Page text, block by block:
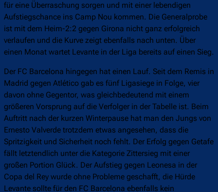
für eine Überraschung sorgen und mit einer lebendigen
Aufstiegschance ins Camp Nou kommen. Die Generalprobe
ist mit dem Heim-2:2 gegen Girona nicht ganz erfolgreich
verlaufen und die Kurve zeigt ebenfalls nach unten. Über
einen Monat wartet Levante in der Liga bereits auf einen Sieg.
Der FC Barcelona hingegen hat einen Lauf. Seit dem Remis in
Madrid gegen Atlético gab es fünf Ligasiege in Folge, vier
davon ohne Gegentor, was gleichbedeutend mit einem
größeren Vorsprung auf die Verfolger in der Tabelle ist. Beim
Auftritt nach der kurzen Winterpause hat man den Jungs von
Ernesto Valverde trotzdem etwas angesehen, dass die
Spritzigkeit und Sicherheit noch fehlt. Der Erfolg gegen Getafe
fällt letztendlich unter die Kategorie Zittersieg mit einer
großen Portion Glück. Der Aufstieg gegen Leonesa in der
Copa del Rey wurde ohne Probleme geschafft, die Hürde
Levante sollte für den FC Barcelona ebenfalls kein